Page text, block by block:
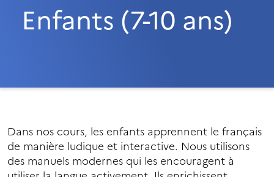
Enfants (7-10 ans)
Dans nos cours, les enfants apprennent le français
de manière ludique et interactive. Nous utilisons
des manuels modernes qui les encouragent à